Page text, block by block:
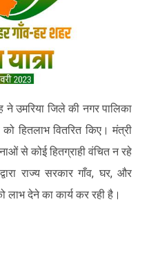
ने उमरिया जिले की नगर पालिका
को हितलाभ वितरित किए। मंत्री
से कोई हितग्राही वंचित न रहे
राज्य सरकार गाँव, घर, और
लाभ देने का कार्य कर रही है।